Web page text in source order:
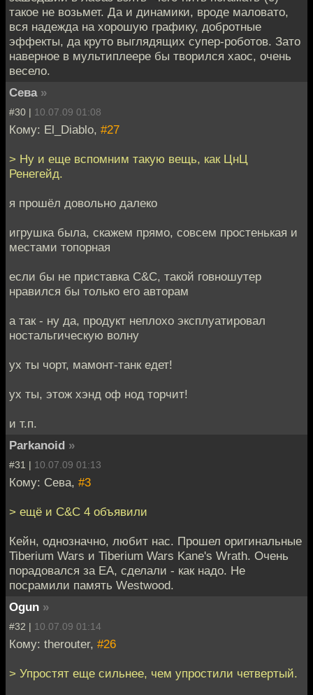
такое не возьмет. Да и динамики, вроде маловато,
вся надежда на хорошую графику, добротные
эффекты, да круто выглядящих супер-роботов. Зато
наверное в мультиплеере бы творился хаос, очень
весело.
Сева »
#30 | 10.07.09 01:08
Кому: El_Diablo, #27
> Ну и еще вспомним такую вещь, как ЦнЦ
Ренегейд.
я прошёл довольно далеко
игрушка была, скажем прямо, совсем простенькая и
местами топорная
если бы не приставка C&C, такой говношутер
нравился бы только его авторам
а так - ну да, продукт неплохо эксплуатировал
ностальгическую волну
ух ты чорт, мамонт-танк едет!
ух ты, этож хэнд оф нод торчит!
и т.п.
Parkanoid »
#31 | 10.07.09 01:13
Кому: Сева, #3
> ещё и C&C 4 объявили
Кейн, однозначно, любит нас. Прошел оригинальные
Tiberium Wars и Tiberium Wars Kane's Wrath. Очень
порадовался за EA, сделали - как надо. Не
посрамили память Westwood.
Ogun »
#32 | 10.07.09 01:14
Кому: therouter, #26
> Упростят еще сильнее, чем упростили четвертый.